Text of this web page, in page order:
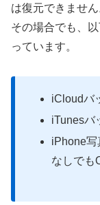
は復元できません
その場合でも、
っています。
iCloudバ
iTunesバ
iPhone写
なしでも